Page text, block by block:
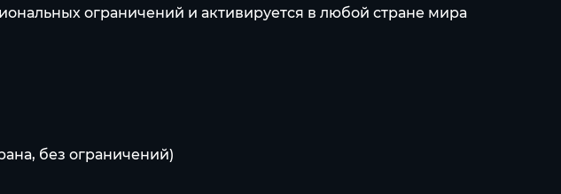
ограничений и активируется в любой стране мира
без ограничений)